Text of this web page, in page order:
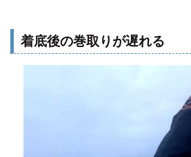
着底後の巻取りが遅れる